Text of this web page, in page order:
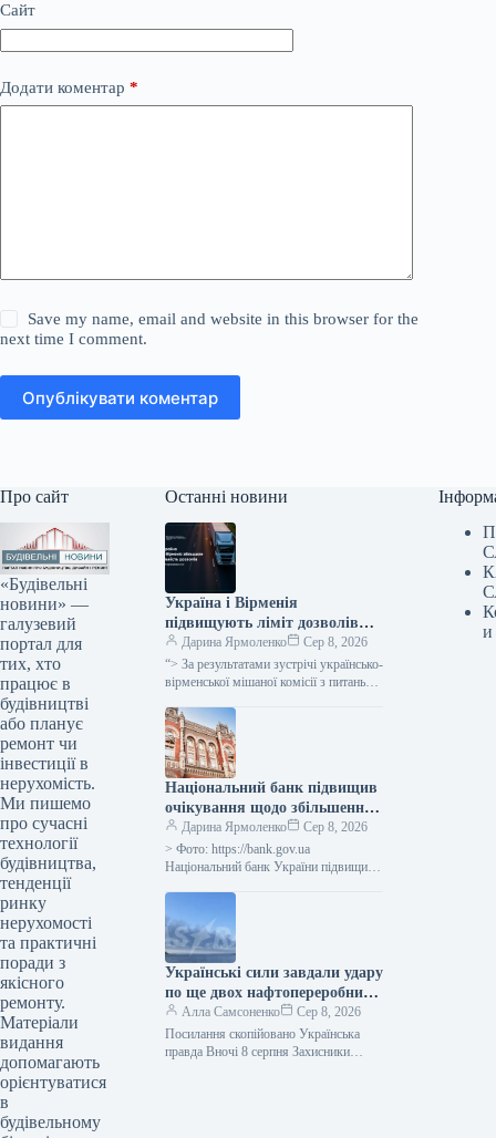
Сайт
Додати коментар *
Save my name, email and website in this browser for the
next time I comment.
Опублікувати коментар
Про сайт
«Будівельні
новини» —
галузевий
портал для
тих, хто
працює в
будівництві
або планує
ремонт чи
інвестиції в
нерухомість.
Ми пишемо
про сучасні
технології
будівництва,
тенденції
ринку
нерухомості
та практичні
поради з
якісного
ремонту.
Матеріали
видання
допомагають
орієнтуватися
в
будівельному
Останні новини
Україна і Вірменія
підвищують ліміт дозволів
для міжнародних
автомобільних перевезень на
600 одиниць.
Дарина Ярмоленко
Сер 8, 2026
“> За результатами зустрічі українсько-
вірменської мішаної комісії з питань
перевезень, Україна разом із
Вірменією прийняли рішення про
збільшення…
Національний банк підвищив
очікування щодо збільшення
ВВП України у третьому
кварталі 2026 року до 2,1%, а
в четвертому кварталі 2026
Дарина Ярмоленко
Сер 8, 2026
> Фото: https://bank.gov.ua
Національний банк України підвищив
очікується зростання на 2,1% у…
Українські сили завдали удару
по ще двох нафтопереробних
заводах у Росії, повідомив
Генеральний штаб.
Алла Самсоненко
Сер 8, 2026
Посилання скопійовано Українська
правда Вночі 8 серпня Захисники
и